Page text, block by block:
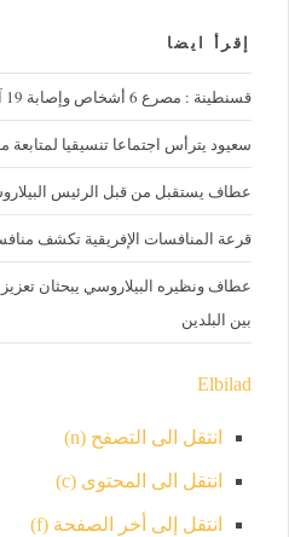
إقرأ ايضا
قسنطينة : مصرع 6 أشخاص وإصابة 19 آخرين في حادث انحراف حافلة
سعيود يترأس اجتماعا تنسيقيا
عطاف يستقبل من قبل الرئيس
قرعة المنافسات الإفريقية تكشف
عطاف ونظيره البيلاروسي يبحثان تعزيز
بين البلدين
Elbilad
انتقل الى التصفح (n)
انتقل الى المحتوى (c)
انتقل إلى أخر الصفحة (f)